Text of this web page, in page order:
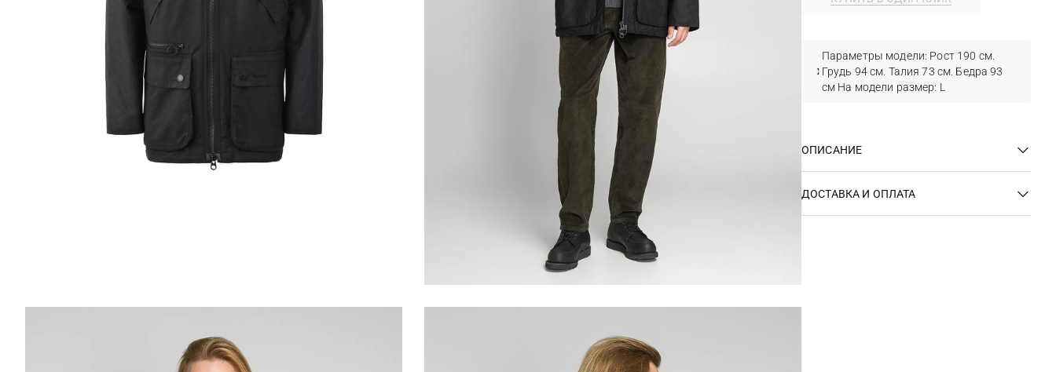
Параметры модели: Рост 190 см.
Грудь 94 см. Талия 73 см. Бедра 93
см На модели размер: L
ОПИСАНИЕ
ДОСТАВКА И ОПЛАТА